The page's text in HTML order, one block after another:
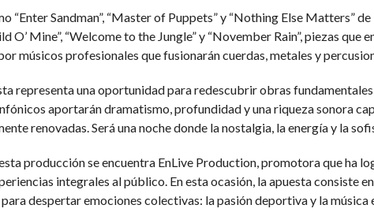
“Enter Sandman”, “Master of Puppets” y “Nothing Else Matters”
O’ Mine”, “Welcome to the Jungle” y “November Rain”, piezas
músicos profesionales que fusionarán cuerdas, metales y
representa una oportunidad para redescubrir obras
aportarán dramatismo, profundidad y una riqueza sonora
renovadas. Será una noche donde la nostalgia, la energía y la
producción se encuentra EnLive Production, promotora que ha
integrales al público. En esta ocasión, la apuesta consiste
despertar emociones colectivas: la pasión deportiva y la música